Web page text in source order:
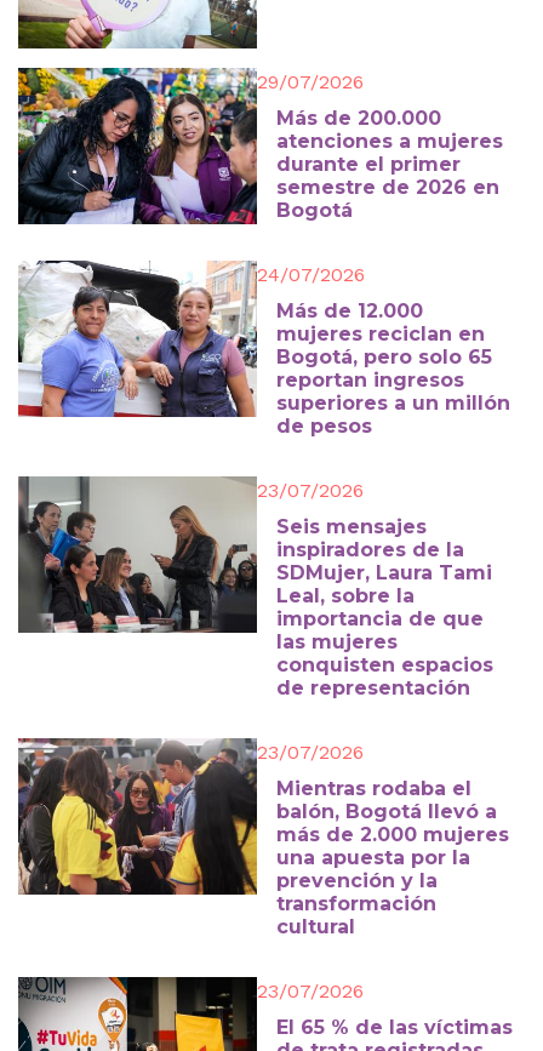
29/07/2026
Más de 200.000
atenciones a mujeres
durante el primer
semestre de 2026 en
Bogotá
24/07/2026
Más de 12.000
mujeres reciclan en
Bogotá, pero solo 65
reportan ingresos
superiores a un millón
de pesos
23/07/2026
Seis mensajes
inspiradores de la
SDMujer, Laura Tami
Leal, sobre la
importancia de que
las mujeres
conquisten espacios
de representación
23/07/2026
Mientras rodaba el
balón, Bogotá llevó a
más de 2.000 mujeres
una apuesta por la
prevención y la
transformación
cultural
23/07/2026
El 65 % de las víctimas